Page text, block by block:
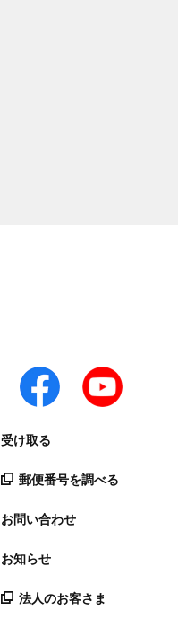
受け取る
郵便番号を調べる
お問い合わせ
お知らせ
法人のお客さま